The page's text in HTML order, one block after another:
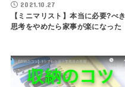
2021.10.27
【ミニマリスト】本当に必要?べき
思考をやめたら家事が楽になった